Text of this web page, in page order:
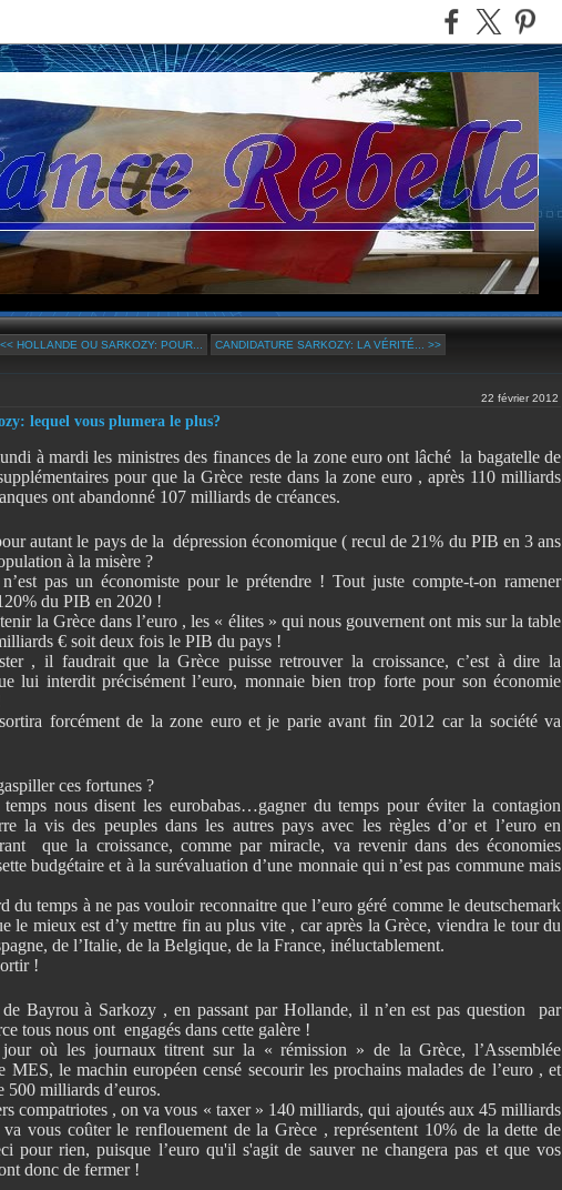
<< HOLLANDE OU SARKOZY: POUR... CANDIDATURE SARKOZY: LA VÉRITÉ... >>
22 février 2012
lequel vous plumera le plus?
à mardi les ministres des finances de la zone euro ont lâché la bagatelle de
pour que la Grèce reste dans la zone euro , après 110 milliards
ont abandonné 107 milliards de créances.
autant le pays de la dépression économique ( recul de 21% du PIB en 3 ans
à la misère ?
pas un économiste pour le prétendre ! Tout juste compte-t-on ramener
du PIB en 2020 !
la Grèce dans l’euro , les « élites » qui nous gouvernent ont mis sur la table
€ soit deux fois le PIB du pays !
, il faudrait que la Grèce puisse retrouver la croissance, c’est à dire la
lui interdit précisément l’euro, monnaie bien trop forte pour son économie
forcément de la zone euro et je parie avant fin 2012 car la société va
ces fortunes ?
nous disent les eurobabas…gagner du temps pour éviter la contagion
la vis des peuples dans les autres pays avec les règles d’or et l’euro en
que la croissance, comme par miracle, va revenir dans des économies
budgétaire et à la surévaluation d’une monnaie qui n’est pas commune mais
du temps à ne pas vouloir reconnaitre que l’euro géré comme le deutschemark
le mieux est d’y mettre fin au plus vite , car après la Grèce, viendra le tour du
de l’Italie, de la Belgique, de la France, inéluctablement.
!
Bayrou à Sarkozy , en passant par Hollande, il n’en est pas question par
tous nous ont engagés dans cette galère !
où les journaux titrent sur la « rémission » de la Grèce, l’Assemblée
MES, le machin européen censé secourir les prochains malades de l’euro , et
500 milliards d’euros.
compatriotes , on va vous « taxer » 140 milliards, qui ajoutés aux 45 milliards
vous coûter le renflouement de la Grèce , représentent 10% de la dette de
pour rien, puisque l’euro qu'il s'agit de sauver ne changera pas et que vos
donc de fermer !